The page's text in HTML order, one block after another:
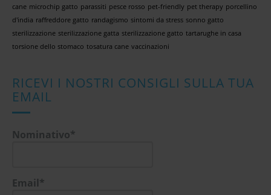
cane microchip gatto parassiti pesce rosso pet-friendly pet therapy porcellino
d'india raffreddore gatto randagismo sintomi da stress sonno gatto
sterilizzazione sterilizzazione gatta sterilizzazione gatto tartarughe in casa
torsione dello stomaco tosatura cane vaccinazioni
RICEVI I NOSTRI CONSIGLI SULLA TUA
EMAIL
Nominativo*
Email*